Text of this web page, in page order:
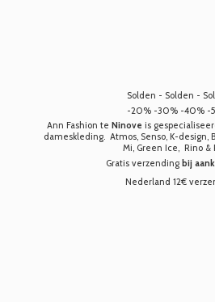
Solden - Solden -
-20% -30% -40% -
Ann Fashion te Ninove is
dameskleding. Atmos, Senso, K-design,
Mi, Green Ice, Rino &
Gratis verzending bij
Nederland 12€